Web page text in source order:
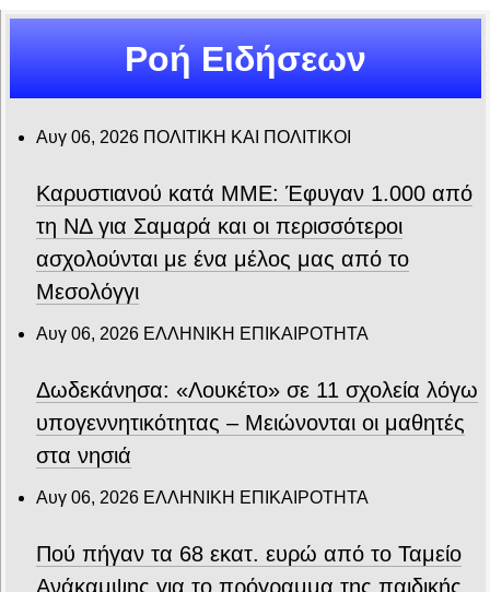
Ροή Ειδήσεων
Αυγ 06, 2026 ΠΟΛΙΤΙΚΗ ΚΑΙ ΠΟΛΙΤΙΚΟΙ
Καρυστιανού κατά ΜΜΕ: Έφυγαν 1.000 από
τη ΝΔ για Σαμαρά και οι περισσότεροι
ασχολούνται με ένα μέλος μας από το
Μεσολόγγι
Αυγ 06, 2026 ΕΛΛΗΝΙΚΗ ΕΠΙΚΑΙΡΟΤΗΤΑ
Δωδεκάνησα: «Λουκέτο» σε 11 σχολεία λόγω
υπογεννητικότητας – Μειώνονται οι μαθητές
στα νησιά
Αυγ 06, 2026 ΕΛΛΗΝΙΚΗ ΕΠΙΚΑΙΡΟΤΗΤΑ
Πού πήγαν τα 68 εκατ. ευρώ από το Ταμείο
Ανάκαμψης για το πρόγραμμα της παιδικής